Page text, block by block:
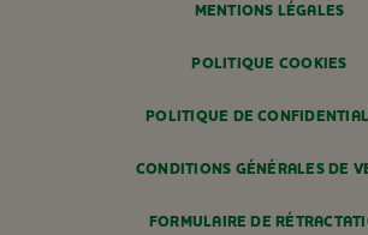
MENTIONS LÉGALES
POLITIQUE COOKIES
POLITIQUE DE
CONDITIONS GÉNÉRALES DE
FORMULAIRE DE